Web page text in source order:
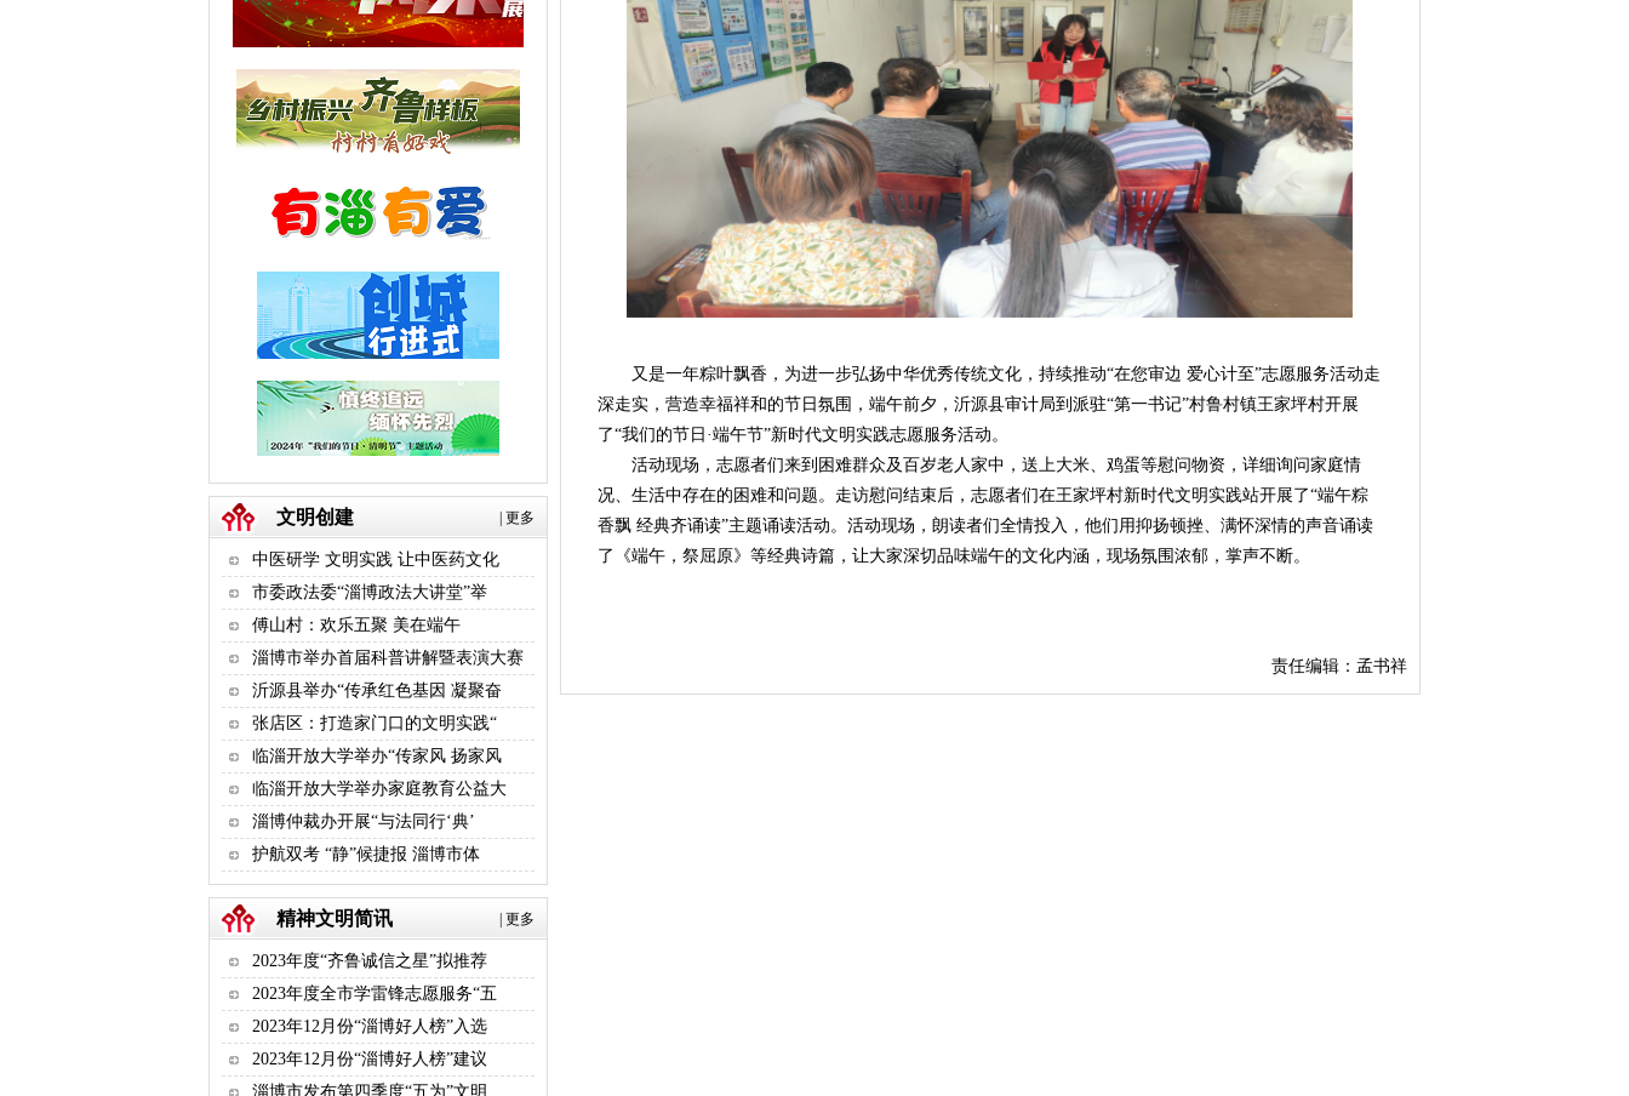
更多
文明创建
中医研学 文明实践 让中医药文化
市委政法委“淄博政法大讲堂”举
傅山村：欢乐五聚 美在端午
淄博市举办首届科普讲解暨表演大赛
沂源县举办“传承红色基因 凝聚奋
张店区：打造家门口的文明实践“
临淄开放大学举办“传家风 扬家风
临淄开放大学举办家庭教育公益大
淄博仲裁办开展“与法同行‘典’
护航双考 “静”候捷报 淄博市体
更多
精神文明简讯
2023年度“齐鲁诚信之星”拟推荐
2023年度全市学雷锋志愿服务“五
2023年12月份“淄博好人榜”入选
2023年12月份“淄博好人榜”建议
淄博市发布第四季度“五为”文明
又是一年粽叶飘香，为进一步弘扬中华优秀传统文化，持续推动“在您审边 爱心计至”志愿服务活动走
深走实，营造幸福祥和的节日氛围，端午前夕，沂源县审计局到派驻“第一书记”村鲁村镇王家坪村开展
了“我们的节日·端午节”新时代文明实践志愿服务活动。
活动现场，志愿者们来到困难群众及百岁老人家中，送上大米、鸡蛋等慰问物资，详细询问家庭情
况、生活中存在的困难和问题。走访慰问结束后，志愿者们在王家坪村新时代文明实践站开展了“端午粽
香飘 经典齐诵读”主题诵读活动。活动现场，朗读者们全情投入，他们用抑扬顿挫、满怀深情的声音诵读
了《端午，祭屈原》等经典诗篇，让大家深切品味端午的文化内涵，现场氛围浓郁，掌声不断。
责任编辑：孟书祥